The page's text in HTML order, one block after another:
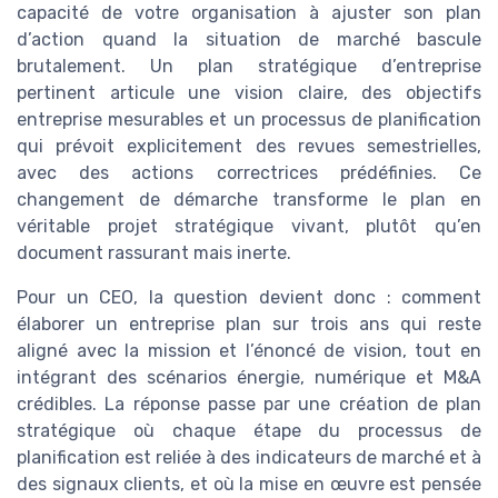
capacité de votre organisation à ajuster son plan
d’action quand la situation de marché bascule
brutalement. Un plan stratégique d’entreprise
pertinent articule une vision claire, des objectifs
entreprise mesurables et un processus de planification
qui prévoit explicitement des revues semestrielles,
avec des actions correctrices prédéfinies. Ce
changement de démarche transforme le plan en
véritable projet stratégique vivant, plutôt qu’en
document rassurant mais inerte.
Pour un CEO, la question devient donc : comment
élaborer un entreprise plan sur trois ans qui reste
aligné avec la mission et l’énoncé de vision, tout en
intégrant des scénarios énergie, numérique et M&A
crédibles. La réponse passe par une création de plan
stratégique où chaque étape du processus de
planification est reliée à des indicateurs de marché et à
des signaux clients, et où la mise en œuvre est pensée